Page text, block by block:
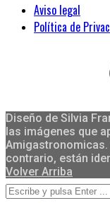
Aviso legal
Política de
Diseño de Silvia
las imágenes que
contrario, están
Volver Arriba
Search
for: